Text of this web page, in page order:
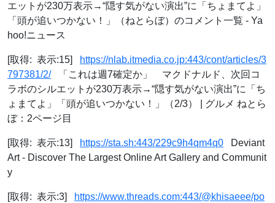
エットが230万表示→“隠す気がない演出”に「ちょまてよ」
「頭が追いつかない！」（ねとらぼ）のコメント一覧 - Ya
hoo!ニュース
[取得: 表示:15]
https://nlab.itmedia.co.jp:443/cont/articles/3
797381/2/「これは週7確定か」 マクドナルド、次回コ
ラボのシルエットが230万表示→“隠す気がない演出”に「ち
ょまてよ」「頭が追いつかない！」（2/3） | グルメ ねとら
ぼ：2ページ目
[取得: 表示:13] https://sta.sh:443/229c9h4qm4q0 Deviant
Art - Discover The Largest Online Art Gallery and Communit
y
[取得: 表示:3]
https://www.threads.com:443/@khisaeee/po